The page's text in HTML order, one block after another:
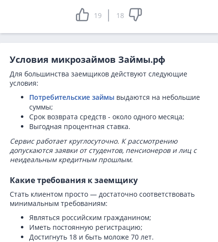
19 18
Условия микрозаймов Займы.рф
Для большинства заемщиков действуют следующие
условия:
Потребительские займы выдаются на небольшие
суммы;
Срок возврата средств - около одного месяца;
Выгодная процентная ставка.
Сервис работает круглосуточно. К рассмотрению
допускаются заявки от студентов, пенсионеров и лиц с
неидеальным кредитным прошлым.
Какие требования к заемщику
Стать клиентом просто — достаточно соответствовать
минимальным требованиям:
Являться российским гражданином;
Иметь постоянную регистрацию;
Достигнуть 18 и быть моложе 70 лет.